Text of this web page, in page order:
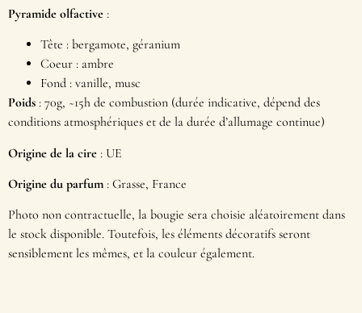
Pyramide olfactive :
Tête : bergamote, géranium
Coeur : ambre
Fond : vanille, musc
Poids : 70g, ~15h de combustion (durée indicative, dépend des
conditions atmosphériques et de la durée d’allumage continue)
Origine de la cire : UE
Origine du parfum : Grasse, France
Photo non contractuelle, la bougie sera choisie aléatoirement dans
le stock disponible. Toutefois, les éléments décoratifs seront
sensiblement les mêmes, et la couleur également.